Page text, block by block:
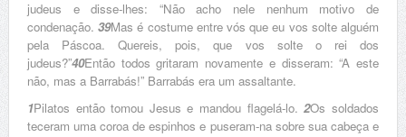
judeus e disse-lhes: “Não acho nele nenhum motivo de
condenação.39Mas é costume entre vós que eu vos solte alguém
pela Páscoa. Quereis, pois, que vos solte o rei dos
judeus?”40Então todos gritaram novamente e disseram: “A este
não, mas a Barrabás!” Barrabás era um assaltante.
1Pilatos então tomou Jesus e mandou flagelá-lo.2Os soldados
teceram uma coroa de espinhos e puseram-na sobre sua cabeça e